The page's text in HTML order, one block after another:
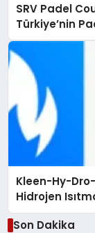
SRV Padel
Türkiye’nin
Kleen-Hy-
Hidrojen
Düzenleyici
Son Dakika